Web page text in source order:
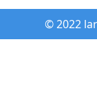
© 2022